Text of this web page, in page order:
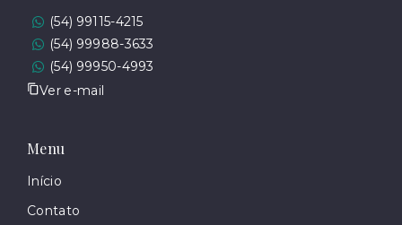
(54) 99115-4215
(54) 99988-3633
(54) 99950-4993
Ver e-mail
Menu
Início
Contato